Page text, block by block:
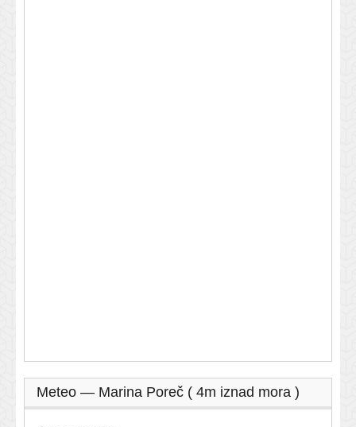
Meteo — Marina Poreč ( 4m iznad mora )